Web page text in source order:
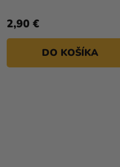
2,90 €
DO KOŠÍKA